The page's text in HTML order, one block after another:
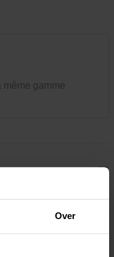
Over
même gamme
de pompes Next
Parfaites pour la